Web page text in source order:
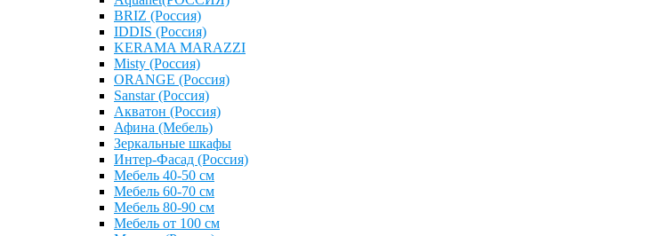
BRIZ (Россия)
IDDIS (Россия)
KERAMA MARAZZI
Misty (Россия)
ОRANGE (Россия)
Sanstar (Россия)
Акватон (Россия)
Афина (Мебель)
Зеркальные шкафы
Интер-Фасад (Россия)
Мебель 40-50 см
Мебель 60-70 см
Мебель 80-90 см
Мебель от 100 см